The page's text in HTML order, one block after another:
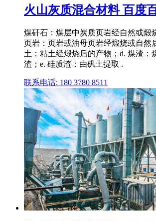
火山灰质混合材料 百度
煤矸石：煤层中炭质页岩经自然或煅
页岩：页岩或油母页岩经煅烧或自然
土：粘土经煅烧后的产物；d. 煤渣：
渣；e. 硅质渣：由矾土提取 .
联系电话: 180 3780 8511